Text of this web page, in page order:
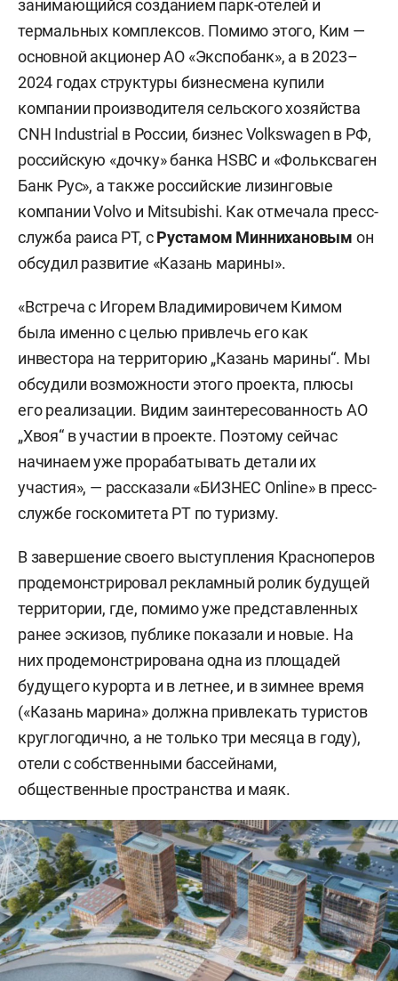
занимающийся созданием парк-отелей и
термальных комплексов. Помимо этого, Ким —
основной акционер АО «Экспобанк», а в 2023–
2024 годах структуры бизнесмена купили
компании производителя сельского хозяйства
CNH Industrial в России, бизнес Volkswagen в РФ,
российскую «дочку» банка HSBC и «Фольксваген
Банк Рус», а также российские лизинговые
компании Volvo и Mitsubishi. Как отмечала пресс-
служба раиса РТ, сРустамом Миннихановым он
обсудил развитие «Казань марины».
«Встреча с Игорем Владимировичем Кимом
была именно с целью привлечь его как
инвестора на территорию „Казань марины“. Мы
обсудили возможности этого проекта, плюсы
его реализации. Видим заинтересованность АО
„Хвоя“ в участии в проекте. Поэтому сейчас
начинаем уже прорабатывать детали их
участия», — рассказали «БИЗНЕС Online» в пресс-
службе госкомитета РТ по туризму.
В завершение своего выступления Красноперов
продемонстрировал рекламный ролик будущей
территории, где, помимо уже представленных
ранее эскизов, публике показали и новые. На
них продемонстрирована одна из площадей
будущего курорта и в летнее, и в зимнее время
(«Казань марина» должна привлекать туристов
круглогодично, а не только три месяца в году),
отели с собственными бассейнами,
общественные пространства и маяк.